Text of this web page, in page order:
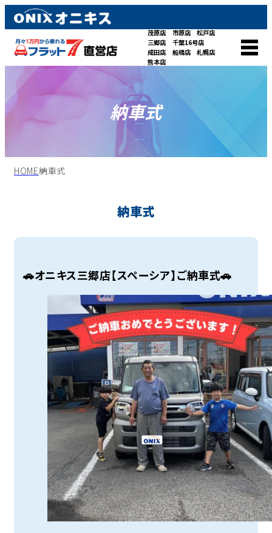
茂原店 市原店
松戸店
三郷店
千葉16号店
成田店
船橋店
札幌店
熊本店
納車式
HOME納車式
納車式
🚗オニキス三郷店【スペーシア】ご納車式🚗